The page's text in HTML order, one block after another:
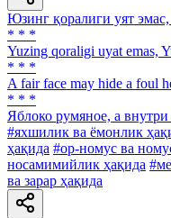
Юзинг қоралиги уят
* * *
Yuzing qoraligi uyat emas,
* * *
A fair face may hide a foul
* * *
Яблоко румяное, а внутри
#яхшилик ва ёмонлик
ҳақида #ор-номус ва
носамимийлик ҳақида
ва зарар ҳақида